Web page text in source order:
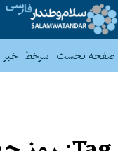
صفحه نخست سرخط خبر